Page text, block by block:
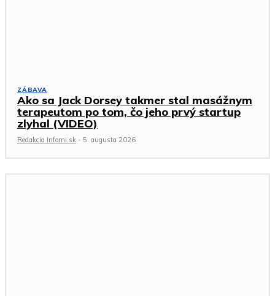
ZÁBAVA
Ako sa Jack Dorsey takmer stal masážnym
terapeutom po tom, čo jeho prvý startup
zlyhal (VIDEO)
Redakcia Infomi.sk - 5. augusta 2026